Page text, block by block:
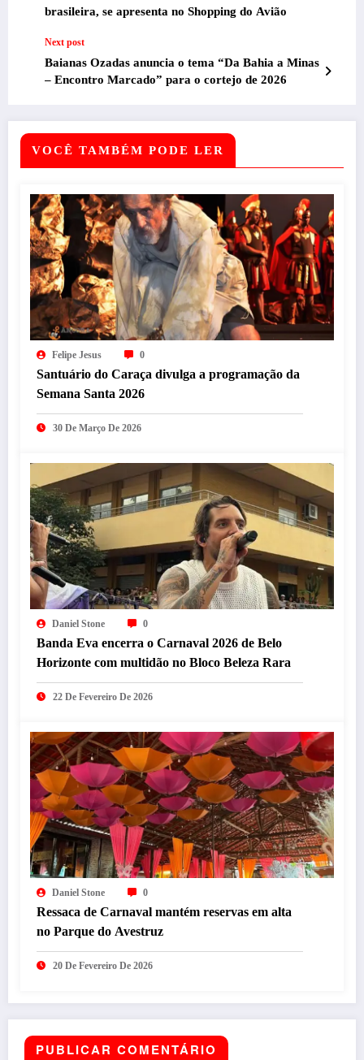
brasileira, se apresenta no Shopping do Avião
Next post
Baianas Ozadas anuncia o tema “Da Bahia a Minas
– Encontro Marcado” para o cortejo de 2026
VOCÊ TAMBÉM PODE LER
Felipe Jesus 0
Santuário do Caraça divulga a programação da
Semana Santa 2026
30 De Março De 2026
Daniel Stone 0
Banda Eva encerra o Carnaval 2026 de Belo
Horizonte com multidão no Bloco Beleza Rara
22 De Fevereiro De 2026
Daniel Stone 0
Ressaca de Carnaval mantém reservas em alta
no Parque do Avestruz
20 De Fevereiro De 2026
PUBLICAR COMENTÁRIO